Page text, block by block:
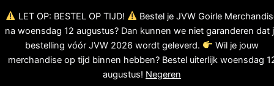
LET OP: BESTEL OP TIJD!
Bestel je JVW Goirle
na woensdag 12 augustus? Dan kunnen we niet garanderen dat
bestelling vóór JVW 2026 wordt geleverd.
Wil je jouw
merchandise op tijd binnen hebben? Bestel uiterlijk woensdag
augustus! Negeren
naar
de
inhoud
0
Winkelwagen